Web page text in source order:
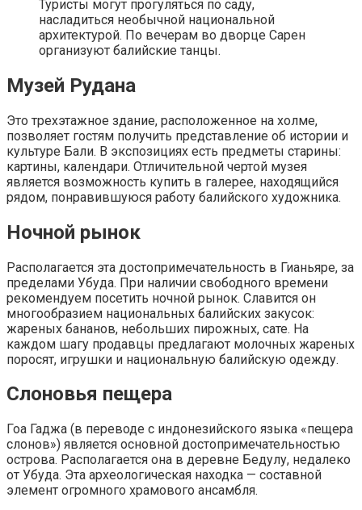
Туристы могут прогуляться по саду,
насладиться необычной национальной
архитектурой. По вечерам во дворце Сарен
организуют балийские танцы.
Музей Рудана
Это трехэтажное здание, расположенное на холме,
позволяет гостям получить представление об истории и
культуре Бали. В экспозициях есть предметы старины:
картины, календари. Отличительной чертой музея
является возможность купить в галерее, находящийся
рядом, понравившуюся работу балийского художника.
Ночной рынок
Располагается эта достопримечательность в Гианьяре, за
пределами Убуда. При наличии свободного времени
рекомендуем посетить ночной рынок. Славится он
многообразием национальных балийских закусок:
жареных бананов, небольших пирожных, сате. На
каждом шагу продавцы предлагают молочных жареных
поросят, игрушки и национальную балийскую одежду.
Слоновья пещера
Гоа Гаджа (в переводе с индонезийского языка «пещера
слонов») является основной достопримечательностью
острова. Располагается она в деревне Бедулу, недалеко
от Убуда. Эта археологическая находка — составной
элемент огромного храмового ансамбля.